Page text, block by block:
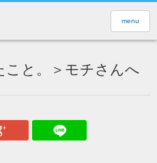
menu
こと。＞モチさんへ
てなブックマークGoogle Plus